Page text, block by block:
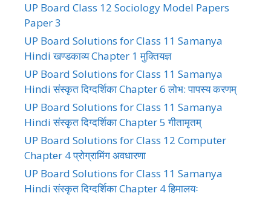
UP Board Class 12 Sociology Model Papers
Paper 3
UP Board Solutions for Class 11 Samanya
Hindi खण्डकाव्य Chapter 1 मुक्तियज्ञ
UP Board Solutions for Class 11 Samanya
Hindi संस्कृत दिग्दर्शिका Chapter 6 लोभ: पापस्य करणम्
UP Board Solutions for Class 11 Samanya
Hindi संस्कृत दिग्दर्शिका Chapter 5 गीतामृतम्
UP Board Solutions for Class 12 Computer
Chapter 4 प्रोग्रामिंग अवधारणा
UP Board Solutions for Class 11 Samanya
Hindi संस्कृत दिग्दर्शिका Chapter 4 हिमालयः